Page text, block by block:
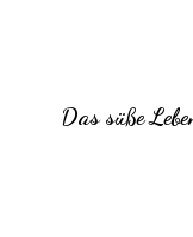
Das süße